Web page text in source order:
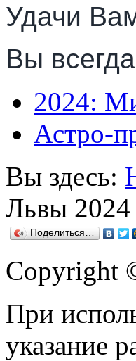
Удачи
Вы
2024:
Астро-
Вы здесь:
Львы 2024
Поделиться…
Copyright
При
указание